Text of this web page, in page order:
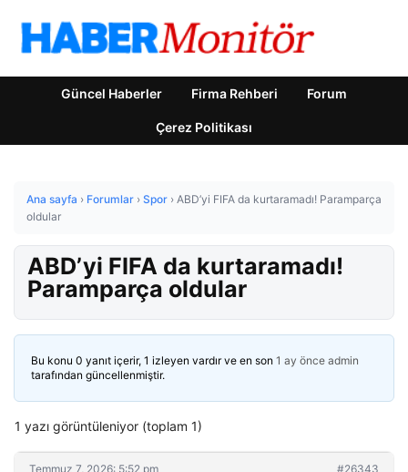
Güncel Haberler Firma Rehberi Forum
Çerez Politikası
Ana sayfa › Forumlar › Spor › ABD’yi FIFA da kurtaramadı! Paramparça
oldular
ABD’yi FIFA da kurtaramadı!
Paramparça oldular
Bu konu 0 yanıt içerir, 1 izleyen vardır ve en son 1 ay önce admin
tarafından güncellenmiştir.
1 yazı görüntüleniyor (toplam 1)
Temmuz 7, 2026: 5:52 pm #26343